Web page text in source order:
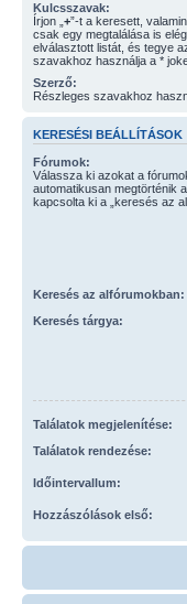
Kulcsszavak:
Írjon „ +”-t a keresett, valamint
csak egy megtalálása is
elválasztott listát, és tegye
szavakhoz használja a *
Szerző:
Részleges szavakhoz
KERESÉSI BEÁLLÍTÁSOK
Fórumok:
Válassza ki azokat a
automatikusan megtörténik
kapcsolta ki a „keresés az
Keresés az alfórumokban:
Keresés tárgya:
Találatok megjelenítése:
Találatok rendezése:
Időintervallum:
Hozzászólások első: